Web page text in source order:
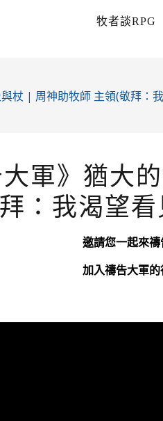
牧者談RPG
杖 | 周神助牧師 主領(敬拜：
軍》猶大
：我渴望看
邀請您一起來禱
加入禱告大軍的